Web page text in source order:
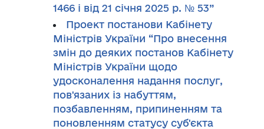
1466 і від 21 січня 2025 р. № 53”
Проект постанови Кабінету
Міністрів України “Про внесення
змін до деяких постанов Кабінету
Міністрів України щодо
удосконалення надання послуг,
пов'язаних із набуттям,
позбавленням, припиненням та
поновленням статусу суб'єкта